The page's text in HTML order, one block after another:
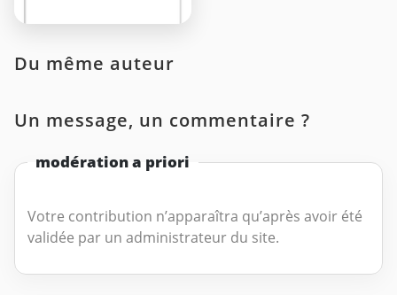
Du même auteur
Un message, un commentaire ?
modération a priori
Votre contribution n’apparaîtra qu’après avoir été
validée par un administrateur du site.